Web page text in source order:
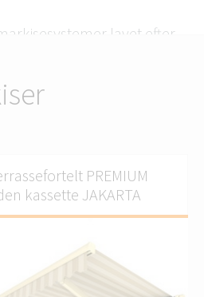
lavet efter
PREMIUM
kassette JAKARTA